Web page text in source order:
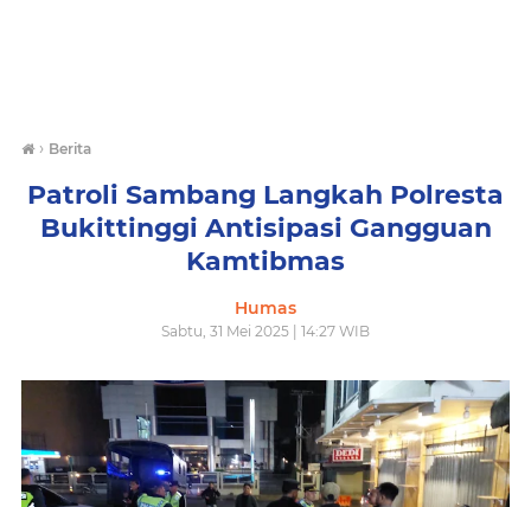
› Berita
Patroli Sambang Langkah Polresta
Bukittinggi Antisipasi Gangguan
Kamtibmas
Humas
Sabtu, 31 Mei 2025 | 14:27 WIB